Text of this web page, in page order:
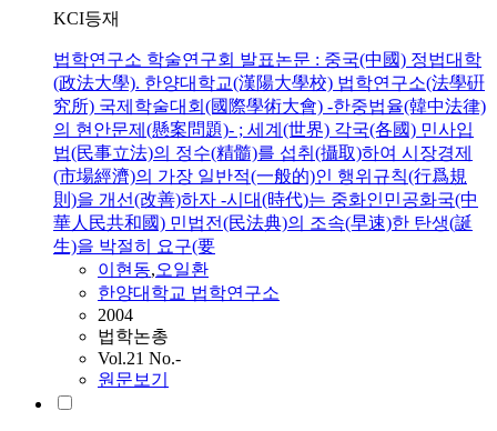
KCI등재
법학연구소 학술연구회 발표논문 : 중국(中國) 정법대학
(政法大學). 한양대학교(漢陽大學校) 법학연구소(法學硏
究所) 국제학술대회(國際學術大會) -한중법율(韓中法律)
의 현안문제(懸案問題)- ; 세계(世界) 각국(各國) 민사입
법(民事立法)의 정수(精髓)를 섭취(攝取)하여 시장경제
(市場經濟)의 가장 일반적(一般的)인 행위규칙(行爲規
則)을 개선(改善)하자 -시대(時代)는 중화인민공화국(中
華人民共和國) 민법전(民法典)의 조속(早速)한 탄생(誕
生)을 박절히 요구(要
이현동,오일환
한양대학교 법학연구소
2004
법학논총
Vol.21 No.-
원문보기